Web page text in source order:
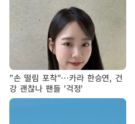
"손 떨림 포착"…카라 한승연, 건
강 괜찮나 팬들 '걱정'